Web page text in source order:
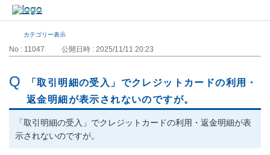
カテゴリー表示
No : 11047 公開日時 : 2025/11/11 20:23
「取引明細の受入」でクレジットカードの利用・
返金明細が表示されないのですが。
「取引明細の受入」でクレジットカードの利用・返金明細が表
示されないのですが。